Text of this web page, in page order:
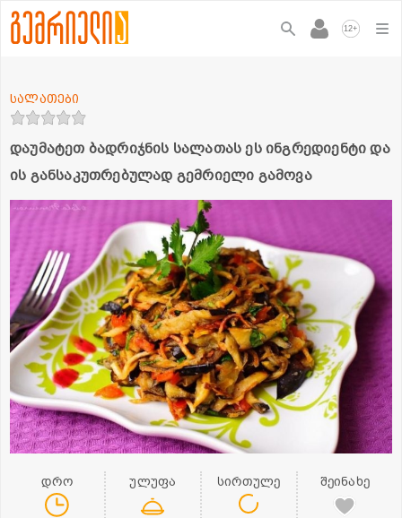
12+
დაუმატეთ ბადრიჯნის სალათას ეს ინგრედიენტი და
ის განსაკუთრებულად გემრიელი გამოვა
სალათები
დრო ულუფა სირთულე შეინახე